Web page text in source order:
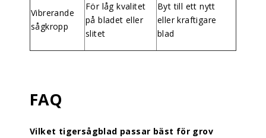
Vibrerande
sågkropp
För låg kvalitet
på bladet eller
slitet
Byt till ett nytt
eller kraftigare
blad
FAQ
Vilket tigersågblad passar bäst för grov